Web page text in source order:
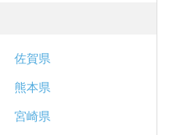
佐賀県
熊本県
宮崎県